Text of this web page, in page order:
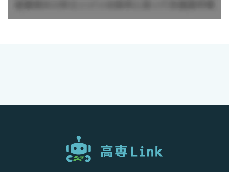
・システムエンジニア／アプリケーションエンジニア
・総合職（入社1～2年目）
Webのプロフェッショナルになるための基礎知識や技術を習